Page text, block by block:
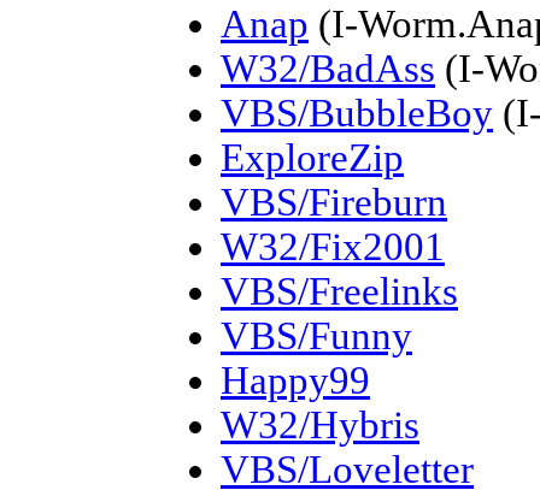
Anap (I-
W32/BadAss (I-
VBS/BubbleBoy
ExploreZip
VBS/Fireburn
W32/Fix2001
VBS/Freelinks
VBS/Funny
Happy99
W32/Hybris
VBS/Loveletter